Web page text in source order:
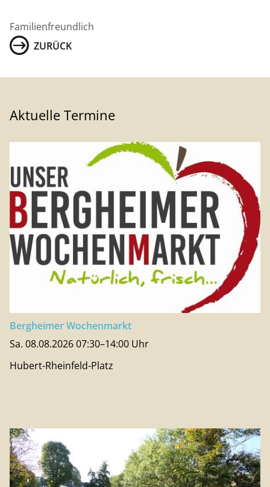
Familienfreundlich
ZURÜCK
Aktuelle Termine
Bergheimer Wochenmarkt
Sa. 08.08.2026 07:30–14:00 Uhr
Hubert-Rheinfeld-Platz